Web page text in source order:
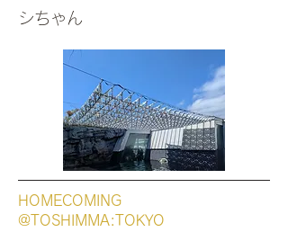
シちゃん
HOMECOMING
@TOSHIMMA:TOKYO